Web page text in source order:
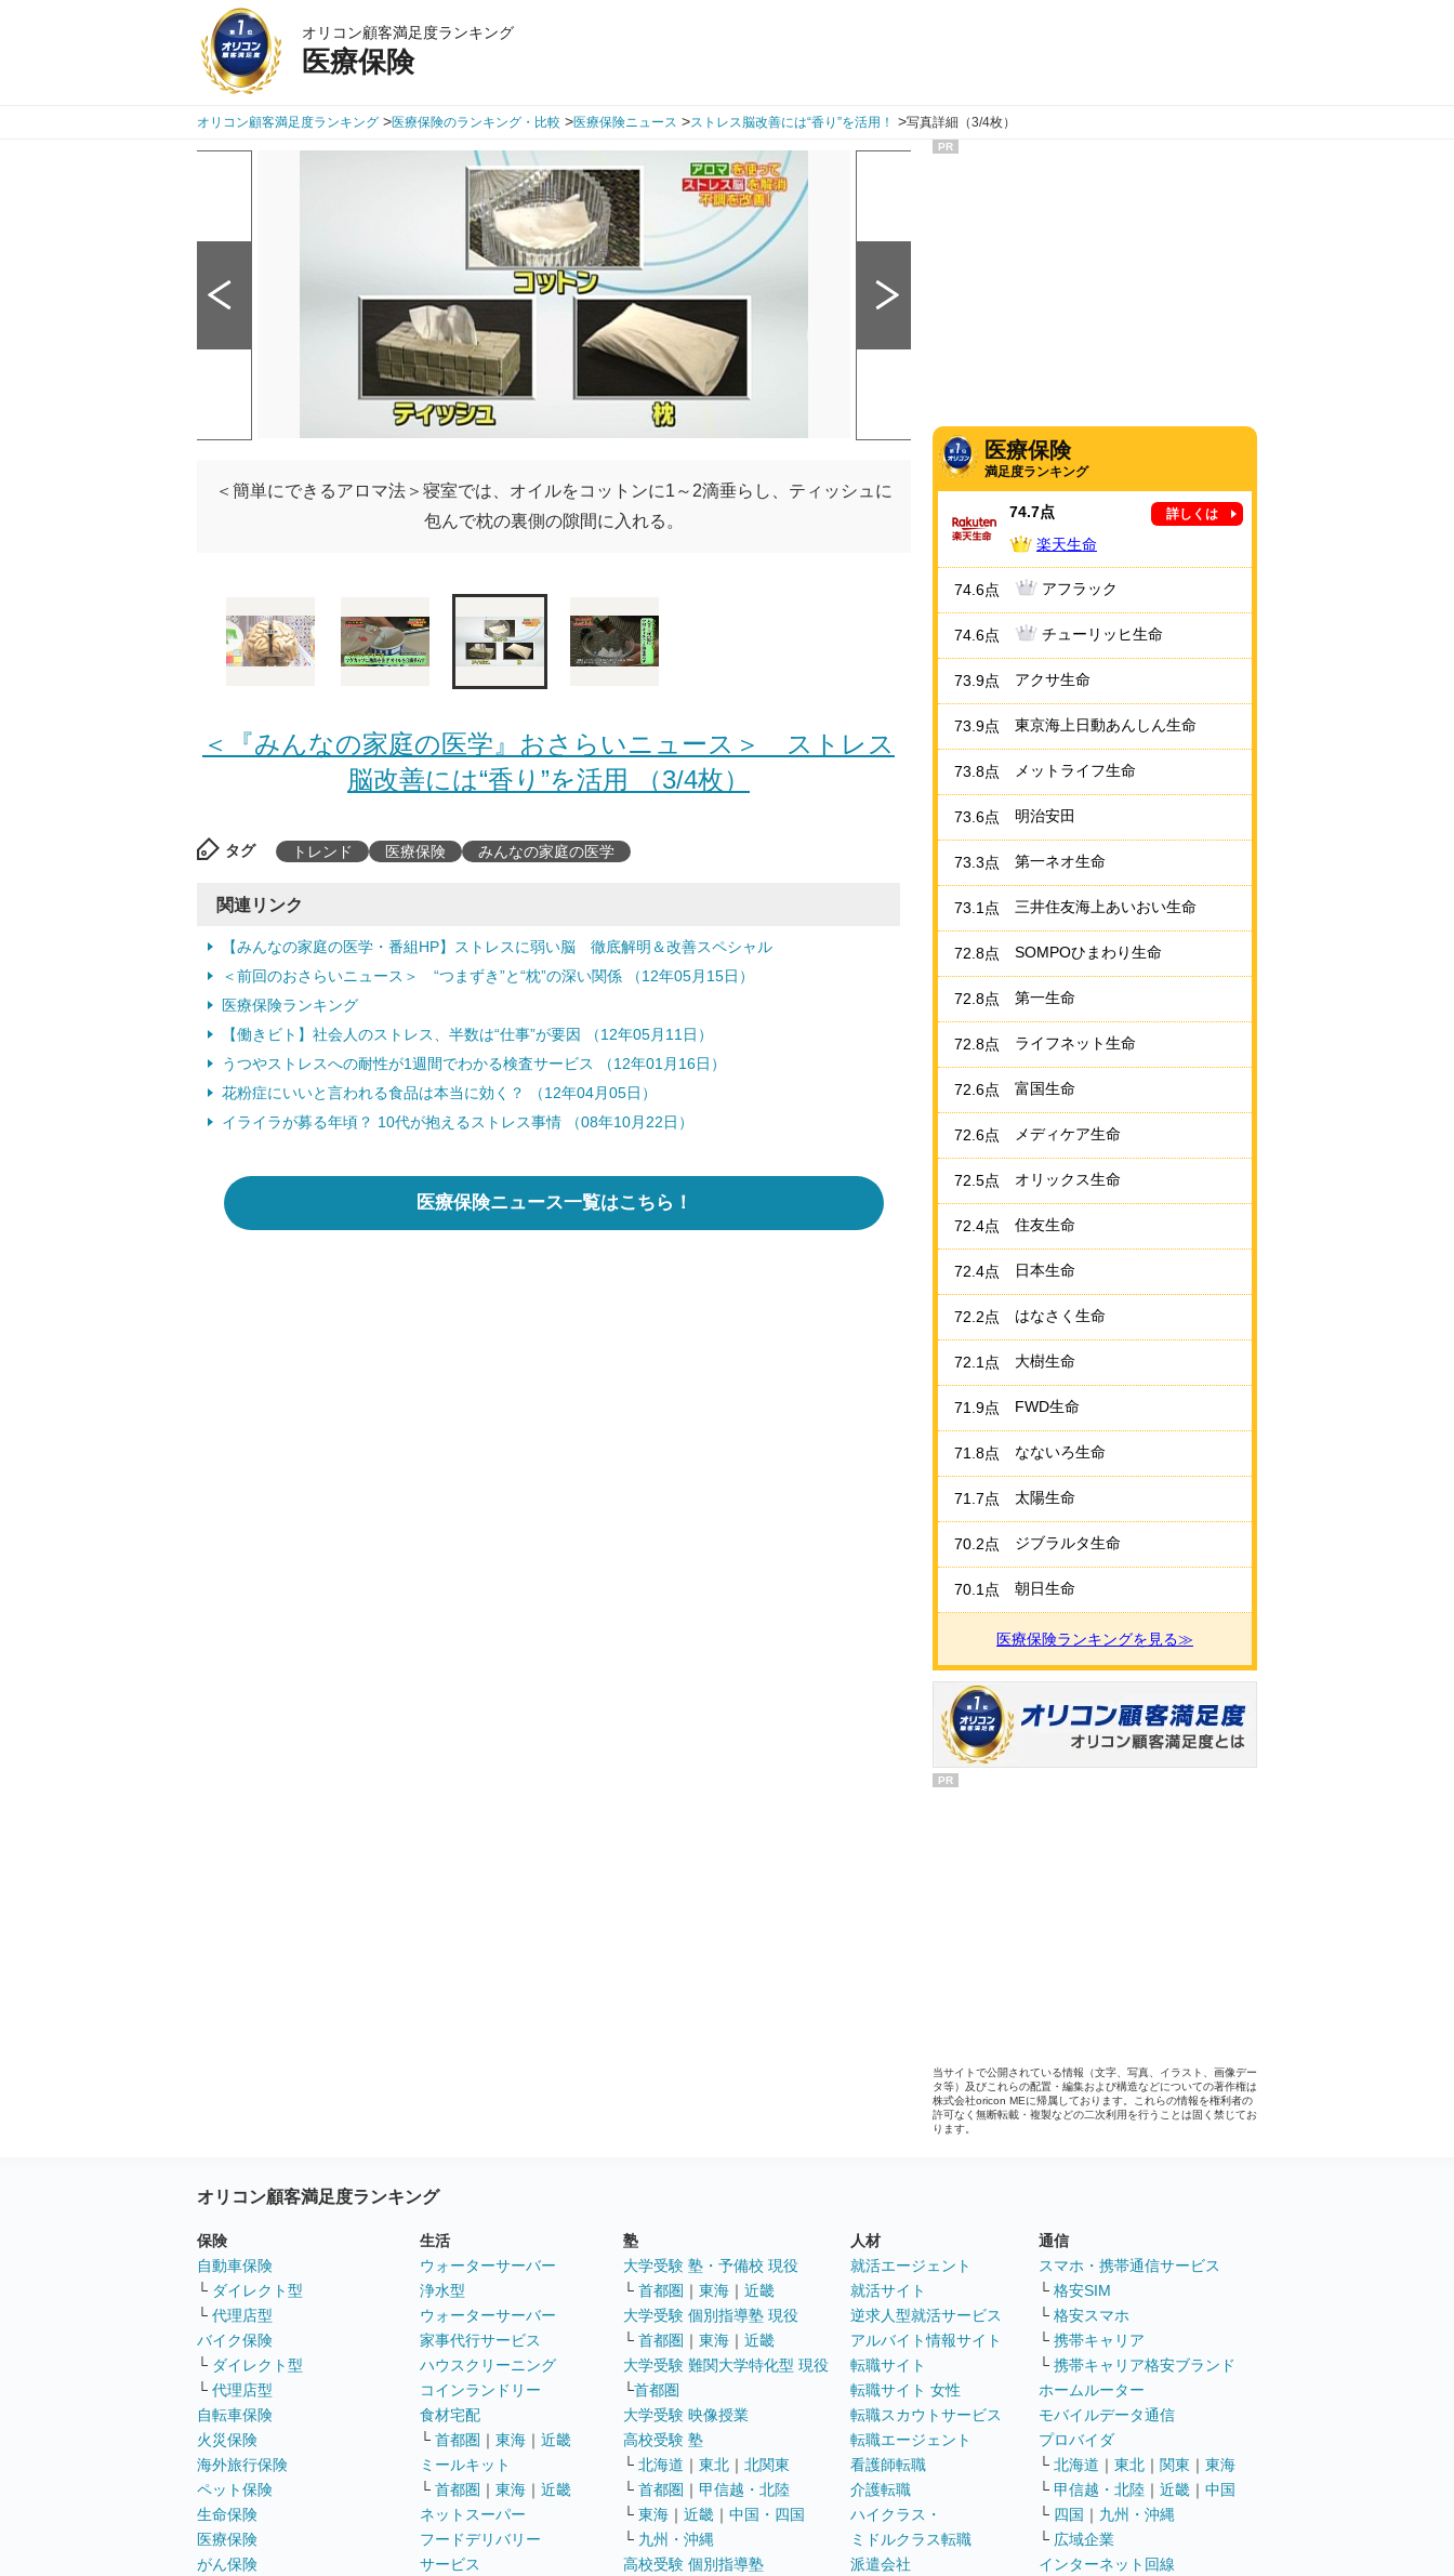
オリコン顧客満足度ランキング
医療保険
オリコン顧客満足度ランキング >医療保険のランキング・比較 >医療保険ニュース >ストレス脳改善には“香り”を活用！ >写真詳細（3/4枚）
＜簡単にできるアロマ法＞寝室では、オイルをコットンに1～2滴垂らし、ティッシュに
包んで枕の裏側の隙間に入れる。
＜『みんなの家庭の医学』おさらいニュース＞ ストレス
脳改善には“香り”を活用 （3/4枚）
タグ トレンド 医療保険 みんなの家庭の医学
関連リンク
【みんなの家庭の医学・番組HP】ストレスに弱い脳 徹底解明＆改善スペシャル
＜前回のおさらいニュース＞ “つまずき”と“枕”の深い関係 （12年05月15日）
医療保険ランキング
【働きビト】社会人のストレス、半数は“仕事”が要因 （12年05月11日）
うつやストレスへの耐性が1週間でわかる検査サービス （12年01月16日）
花粉症にいいと言われる食品は本当に効く？ （12年04月05日）
イライラが募る年頃？ 10代が抱えるストレス事情 （08年10月22日）
医療保険ニュース一覧はこちら！
PR
医療保険
満足度ランキング
74.7点 詳しくは
楽天生命
74.6点 アフラック
74.6点 チューリッヒ生命
73.9点 アクサ生命
73.9点 東京海上日動あんしん生命
73.8点 メットライフ生命
73.6点 明治安田
73.3点 第一ネオ生命
73.1点 三井住友海上あいおい生命
72.8点 SOMPOひまわり生命
72.8点 第一生命
72.8点 ライフネット生命
72.6点 富国生命
72.6点 メディケア生命
72.5点 オリックス生命
72.4点 住友生命
72.4点 日本生命
72.2点 はなさく生命
72.1点 大樹生命
71.9点 FWD生命
71.8点 なないろ生命
71.7点 太陽生命
70.2点 ジブラルタ生命
70.1点 朝日生命
医療保険ランキングを見る≫
PR
当サイトで公開されている情報（文字、写真、イラスト、画像デー
タ等）及びこれらの配置・編集および構造などについての著作権は
株式会社oricon MEに帰属しております。これらの情報を権利者の
許可なく無断転載・複製などの二次利用を行うことは固く禁じてお
ります。
オリコン顧客満足度ランキング
保険
自動車保険
└ ダイレクト型
└ 代理店型
バイク保険
└ ダイレクト型
└ 代理店型
自転車保険
火災保険
海外旅行保険
ペット保険
生命保険
医療保険
がん保険
生活
ウォーターサーバー
浄水型
ウォーターサーバー
家事代行サービス
ハウスクリーニング
コインランドリー
食材宅配
└ 首都圏 ｜ 東海 ｜ 近畿
ミールキット
└ 首都圏 ｜ 東海 ｜ 近畿
ネットスーパー
フードデリバリー
サービス
塾
大学受験 塾・予備校 現役
└ 首都圏 ｜ 東海 ｜ 近畿
大学受験 個別指導塾 現役
└ 首都圏 ｜ 東海 ｜ 近畿
大学受験 難関大学特化型 現役
└首都圏
大学受験 映像授業
高校受験 塾
└ 北海道 ｜ 東北 ｜ 北関東
└ 首都圏 ｜ 甲信越・北陸
└ 東海 ｜ 近畿 ｜ 中国・四国
└ 九州・沖縄
高校受験 個別指導塾
人材
就活エージェント
就活サイト
逆求人型就活サービス
アルバイト情報サイト
転職サイト
転職サイト 女性
転職スカウトサービス
転職エージェント
看護師転職
介護転職
ハイクラス・
ミドルクラス転職
派遣会社
通信
スマホ・携帯通信サービス
└ 格安SIM
└ 格安スマホ
└ 携帯キャリア
└ 携帯キャリア格安ブランド
ホームルーター
モバイルデータ通信
プロバイダ
└ 北海道 ｜ 東北 ｜ 関東 ｜ 東海
└ 甲信越・北陸 ｜ 近畿 ｜ 中国
└ 四国 ｜ 九州・沖縄
└ 広域企業
インターネット回線